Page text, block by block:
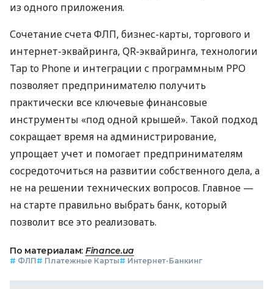
из одного приложения.
Сочетание счета ФЛП, бизнес-карты, торгового и
интернет-эквайринга, QR-эквайринга, технологии
Tap to Phone и интеграции с программным РРО
позволяет предпринимателю получить
практически все ключевые финансовые
инструменты «под одной крышей». Такой подход
сокращает время на администрирование,
упрощает учет и помогает предпринимателям
сосредоточиться на развитии собственного дела, а
не на решении технических вопросов. Главное —
на старте правильно выбрать банк, который
позволит все это реализовать.
По материалам: Finance.ua
# ФЛП# Платежные Карты# Интернет-Банкинг